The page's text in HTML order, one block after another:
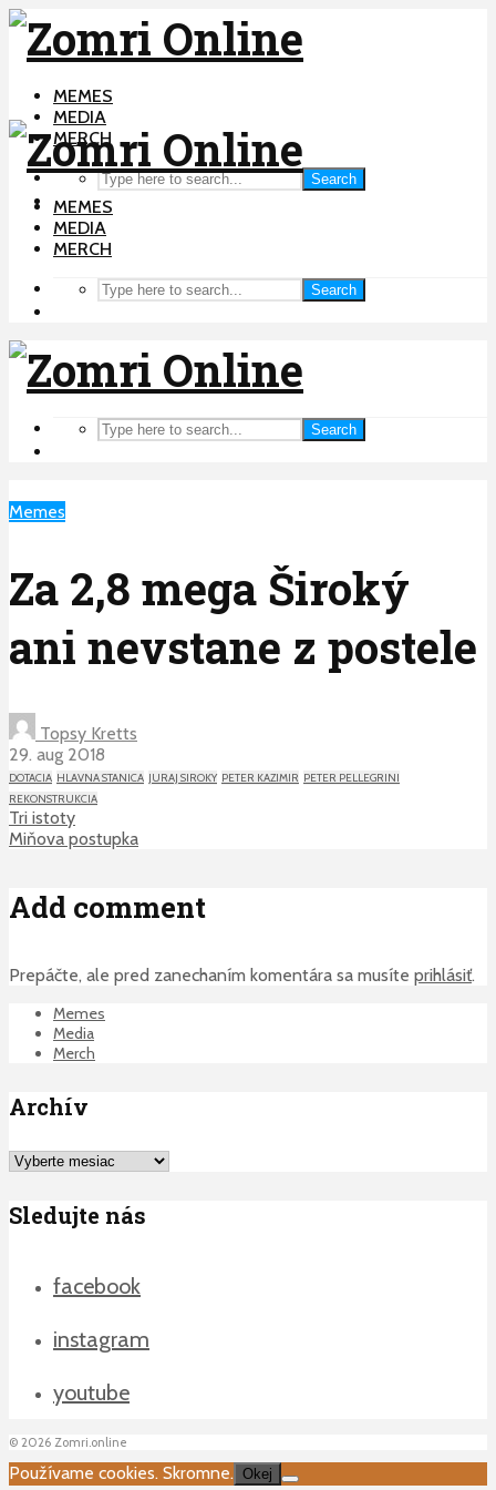
MEMES
MEDIA
MERCH
Search
MEMES
MEDIA
MERCH
Search
Search
Memes
Za 2,8 mega Široký
ani nevstane z postele
Topsy Kretts
29. aug 2018
DOTACIA HLAVNA STANICA JURAJ SIROKY PETER KAZIMIR PETER PELLEGRINI
REKONSTRUKCIA
Tri istoty
Miňova postupka
Add comment
Prepáčte, ale pred zanechaním komentára sa musíte prihlásiť.
Memes
Media
Merch
Archív
Archív
Sledujte nás
facebook
instagram
youtube
© 2026 Zomri.online
Používame cookies. Skromne. Okej